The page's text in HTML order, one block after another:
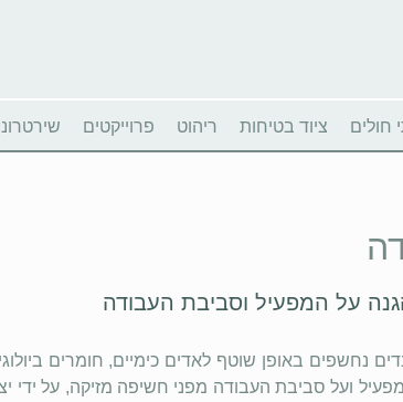
חולים ציוד בטיחות ריהוט פרוייקטים
על המפעיל וסביבת העבודה
נחשפים באופן שוטף לאדים כימיים, חומרים
ועל סביבת העבודה מפני חשיפה מזיקה, על ידי